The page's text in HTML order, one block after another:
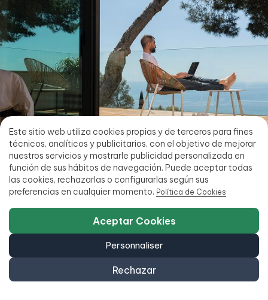
Détendez-vous...
Mettez les pieds en l’air et laissez-nous faire le gros du
travail pour vous. Inscrivez-vous gratuitement et
recevez nos dernières offres directement à l’e-mail que
vous indiquerez.
Este sitio web utiliza cookies propias y de terceros para fines
técnicos, analíticos y publicitarios, con el objetivo de mejorar
nuestros servicios y mostrarle publicidad personalizada en
función de sus hábitos de navegación. Puede aceptar todas
las cookies, rechazarlas o configurarlas según sus
preferencias en cualquier momento. Política de Cookies
Rechazar
Personnaliser
Aceptar Cookies